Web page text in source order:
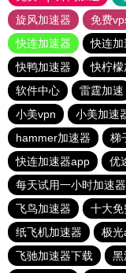
旋风加速器
免费
快连加速器
快连加
快鸭加速器
快柠檬
软件中心
雷霆加速
小美vpn
小美加速
hammer加速器
梯
快连加速器app
优
每天试用一小时加速器
飞鸟加速器
十大免
纸飞机加速器
极
飞驰加速器下载
黑